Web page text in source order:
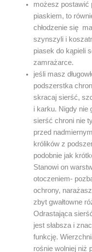
możesz postawić
piaskiem, to
chłodzenie się
szynszyli i
piasek do kąpieli
zamrażarce.
jeśli masz
podszerstka
skracaj sierść,
i karku. Nigdy nie
sierść chroni nie
przed
królików z
podobnie jak
Stanowi on
otoczeniem-
ochrony,
zbyt gwałtowne
Odrastająca
jest słabsza i
funkcję.
rośnie wolniej niż